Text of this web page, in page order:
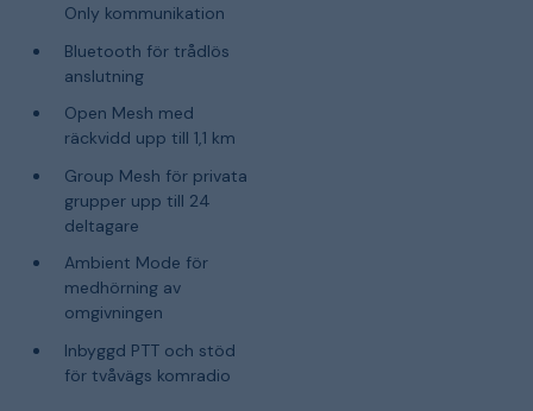
Only kommunikation
Bluetooth för trådlös
anslutning
Open Mesh med
räckvidd upp till 1,1 km
Group Mesh för privata
grupper upp till 24
deltagare
Ambient Mode för
medhörning av
omgivningen
Inbyggd PTT och stöd
för tvåvägs komradio